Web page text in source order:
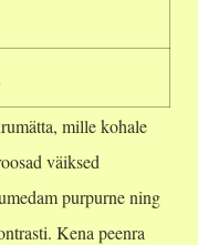
mille kohale
väiksed
purpurne ning
Kena peenra